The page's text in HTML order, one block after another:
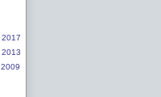
2017
2013
2009